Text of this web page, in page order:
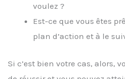
voulez ?
Est-ce que vous êtes
plan d’action et à le
Si c’est bien votre cas, alors,